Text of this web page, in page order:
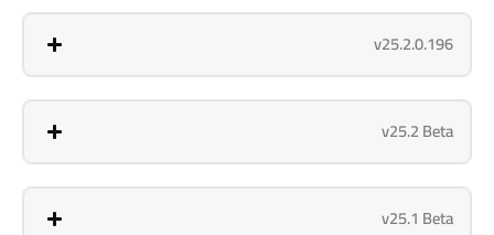
v25.2.0.196
v25.2 Beta
v25.1 Beta